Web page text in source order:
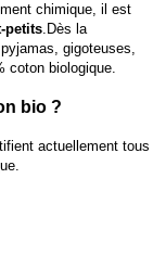
chimique, il est
petits.Dès la
gigoteuses,
coton biologique.
bio ?
actuellement tous